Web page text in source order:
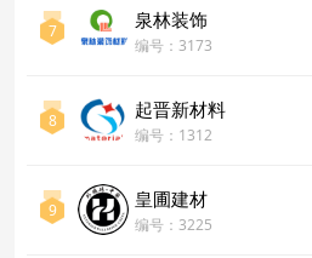
7 泉林装饰
编号：3173
8 起晋新材料
编号：1312
9 皇圃建材
编号：3225